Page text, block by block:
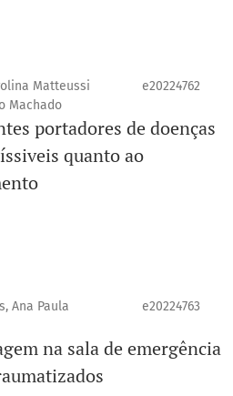
Matteussi
Machado
e20224762
portadores de doenças
quanto ao
Ana Paula
e20224763
na sala de emergência